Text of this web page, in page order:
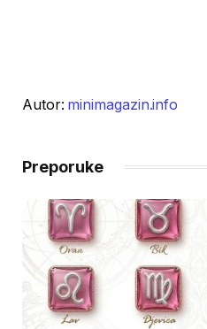
Autor: minimagazin.info
Preporuke